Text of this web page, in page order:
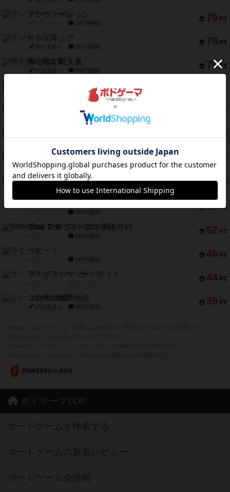
79 PT
テンプテーション
2件の投稿
78 PT
インドネシア
紹介文あり 2件の投稿
75 PT
宵と暁の呪文書
紹介文あり 8件の投稿
PT
9件の投稿
PT
1件の投稿
66 PT
PT
スペクタキュラー
紹介文なし 1件の投稿
59 PT
スモールワールド
紹介文あり 13件の投稿
58 PT
2件の投稿
52 PT
Bitter End ブタペスト救出作戦
1件の投稿
46 PT
ラピード
1件の投稿
44 PT
ザ・フラッフィー・ライト
39 PT
ふたつの城の物語
紹介文あり 6件の投稿
ボドゲーマTOP
ボードゲームを検索する
ボードゲームの新着レビュー
ボードゲーム会情報